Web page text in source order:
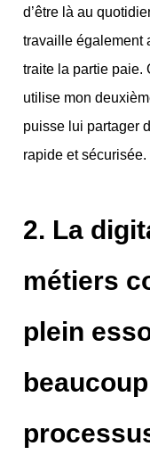
d’être là au
travaille également
traite la partie paie.
utilise mon
puisse lui partager
rapide et sécurisée.
2. La
métiers
plein